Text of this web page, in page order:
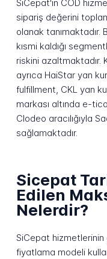
SiCepat'ın COD
sipariş değerini
olanak tanımaktadır.
kısmi kaldığı
riskini azaltmaktadır.
ayrıca HaiStar yan
fulfillment, CKL yan
markası altında e-
Clodeo aracılığıyla
sağlamaktadır.
Sicepat
Edilen
Nelerdir?
SiCepat hizmetlerinin
fiyatlama modeli